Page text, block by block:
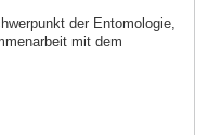
der Entomologie,
mit dem